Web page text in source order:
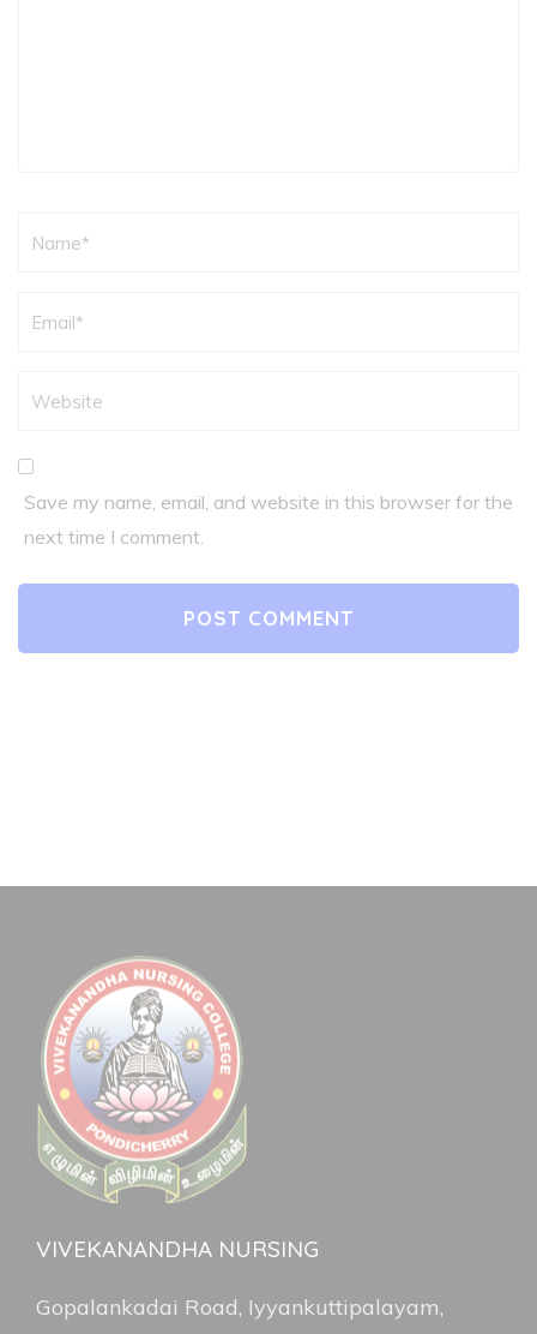
Save my name, email, and website in this browser for the
next time I comment.
VIVEKANANDHA NURSING
Gopalankadai Road, Iyyankuttipalayam,